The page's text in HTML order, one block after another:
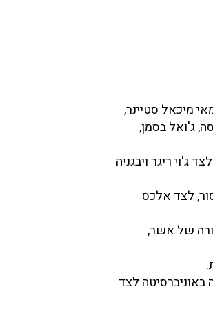
מיכאל סטיינר,
ג'ואל בסמן,
ג'וי ריגר ויבגניה
לצד אלכס
של אשר,
באוניברסיטה לצד